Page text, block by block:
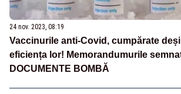
24 nov. 2023, 08:19
Vaccinurile anti-Covid, cumpărate
eficiența lor! Memorandumurile
DOCUMENTE BOMBĂ